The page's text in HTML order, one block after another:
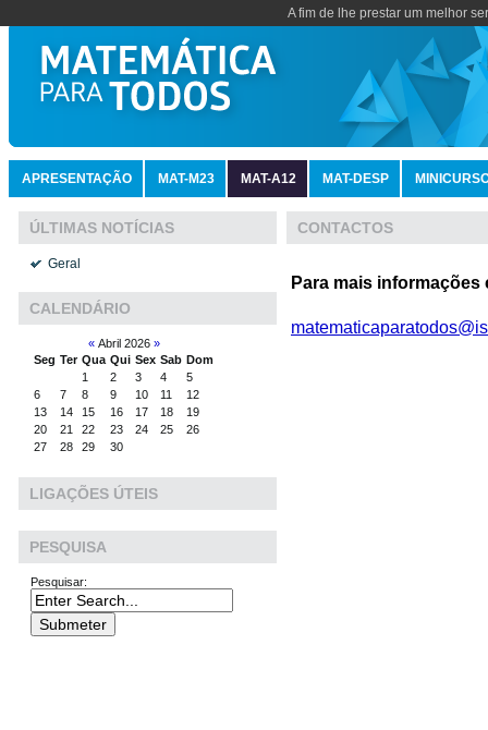
A fim de lhe prestar um melhor
APRESENTAÇÃO MAT-M23 MAT-A12 MAT-DESP
ÚLTIMAS NOTÍCIAS
Geral
CALENDÁRIO
«Abril 2026 »
Seg Ter Qua Qui Sex Sab Dom
1
2 3 4
5
6
7 8 9 10 11
12
13
14 15 16 17 18
19
20
21 22 23 24 25
26
27
28 29 30
LIGAÇÕES ÚTEIS
PESQUISA
Pesquisar:
CONTACTOS
Para mais informações